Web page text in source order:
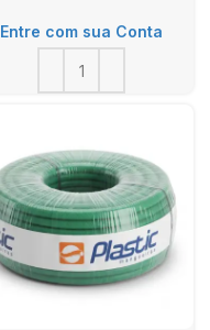
Entre com sua Conta